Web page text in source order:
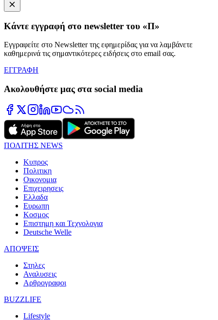
Κάντε εγγραφή στο newsletter του «Π»
Εγγραφείτε στο Newsletter της εφημερίδας για να λαμβάνετε
καθημερινά τις σημαντικότερες ειδήσεις στο email σας.
ΕΓΓΡΑΦΗ
Ακολουθήστε μας στα social media
ΠΟΛΙΤΗΣ NEWS
Κυπρος
Πολιτικη
Οικονομια
Επιχειρησεις
Ελλαδα
Ευρωπη
Κοσμος
Επιστημη και Τεχνολογια
Deutsche Welle
ΑΠΟΨΕΙΣ
Στηλες
Αναλυσεις
Αρθρογραφοι
BUZZLIFE
Lifestyle